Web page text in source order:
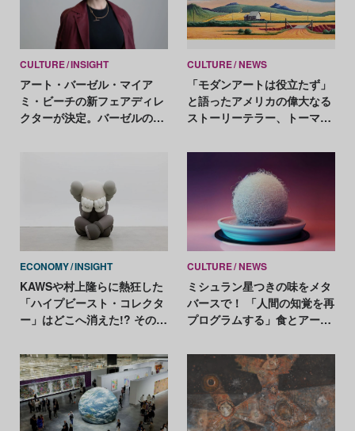
CULTURE INSIGHT
アート・バーゼル・マイア
ミ・ビーチの新フェアディレ
クターが決定。バーゼルの組
CULTURE NEWS
「モダンアートは役立たず」
と語ったアメリカの偉大なる
ストーリーテラー、トーマ
アート・バーゼル・マイア
ミ・ビーチに！
ECONOMY INSIGHT
KAWSや村上隆らに熱狂した
「ハイプビースト・コレクタ
ー」はどこへ消えた!? その興
CULTURE NEWS
ミシュラン星つきの味をメタ
バースで！ 「人間の知覚を再
プログラムする」食とアート